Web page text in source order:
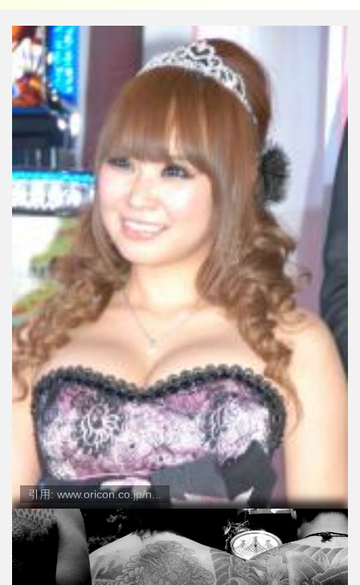
引用: www.oricon.co.jp/n...